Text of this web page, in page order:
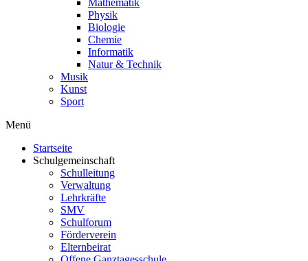
Mathematik
Physik
Biologie
Chemie
Informatik
Natur & Technik
Musik
Kunst
Sport
Menü
Startseite
Schulgemeinschaft
Schulleitung
Verwaltung
Lehrkräfte
SMV
Schulforum
Förderverein
Elternbeirat